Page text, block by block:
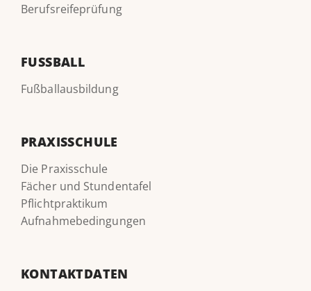
Berufsreifeprüfung
FUSSBALL
Fußballausbildung
PRAXISSCHULE
Die Praxisschule
Fächer und Stundentafel
Pflichtpraktikum
Aufnahmebedingungen
KONTAKTDATEN